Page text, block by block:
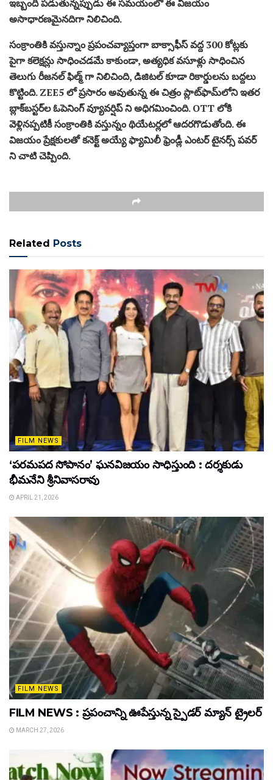
ఇబ్బంది పడుతున్నప్పుడు ఈ సమయంలో ఈ విజయం
అసాధారణమైనదిగా నిలిచింది.
సంక్రాంతికి వస్తున్నాం ప్రపంచవ్యాప్తంగా బాక్సాఫీస్ వద్ద 300 కోట్లకు
పైగా కలెక్షన్లు సాధించడమే కాకుండా, అత్యధిక వసూళ్లు సాధించిన
తెలుగు రీజనల్ ఫిల్మ్ గా నిలిచింది, డిజిటల్ కూడా రికార్డులను బద్దలు
కొట్టింది. ZEE5 లో ప్రసారం అవుతున్న ఈ చిత్రం ప్లాట్‌ఫామ్‌లోని ఇతర
బ్లాక్‌బస్టర్‌ల ఓపెనింగ్ వ్యూవర్షిప్ ని అధిగమించింది. OTT లోకి
వెళ్లినప్పటికీ సంక్రాంతికి వస్తున్నం థియేటర్లలో ఆదరగొడుతోంది. ఈ
విజయం ప్రేక్షకులతో కనెక్ట్ అయ్యే ఫ్యామిలీ ఫ్రెండ్లీ ఎంటర్ టైనర్స్ పవర్
ని చాటి చెప్పింది.
Related Posts
FILM NEWS
‘పరమపద సోపానం’ ఘనవిజయం సాధిస్తుంది : దర్శకుడు
భీమనేని శ్రీనివాసరావు
APRIL 21, 2026
FILM NEWS
FILM NEWS : ప్రపంచాన్ని ఊపేస్తున్న స్పైడర్ మ్యాన్ ట్రైలర్
MARCH 27, 2026